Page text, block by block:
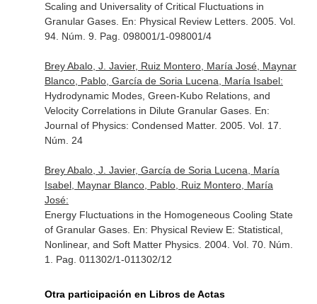
Scaling and Universality of Critical Fluctuations in
Granular Gases. En: Physical Review Letters. 2005. Vol.
94. Núm. 9. Pag. 098001/1-098001/4
Brey Abalo, J. Javier, Ruiz Montero, María José, Maynar
Blanco, Pablo, García de Soria Lucena, María Isabel:
Hydrodynamic Modes, Green-Kubo Relations, and
Velocity Correlations in Dilute Granular Gases. En:
Journal of Physics: Condensed Matter. 2005. Vol. 17.
Núm. 24
Brey Abalo, J. Javier, García de Soria Lucena, María
Isabel, Maynar Blanco, Pablo, Ruiz Montero, María
José:
Energy Fluctuations in the Homogeneous Cooling State
of Granular Gases. En: Physical Review E: Statistical,
Nonlinear, and Soft Matter Physics. 2004. Vol. 70. Núm.
1. Pag. 011302/1-011302/12
Otra participación en Libros de Actas